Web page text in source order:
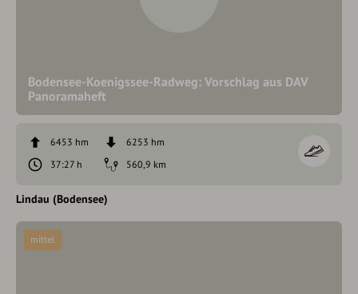
Bodensee-Koenigssee-Radweg: Vorschlag aus DAV
Panoramaheft
6453 hm
6253 hm
37:27 h
560,9 km
Lindau (Bodensee)
mittel